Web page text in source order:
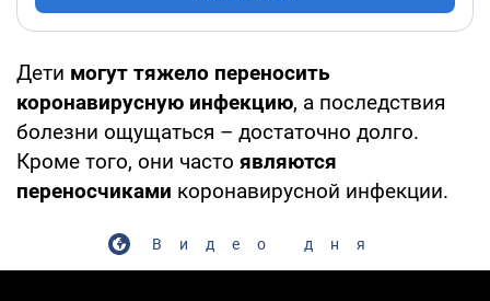
Дети могут тяжело переносить
коронавирусную инфекцию, а последствия
болезни ощущаться – достаточно долго.
Кроме того, они часто являются
переносчиками коронавирусной инфекции.
Видео дня